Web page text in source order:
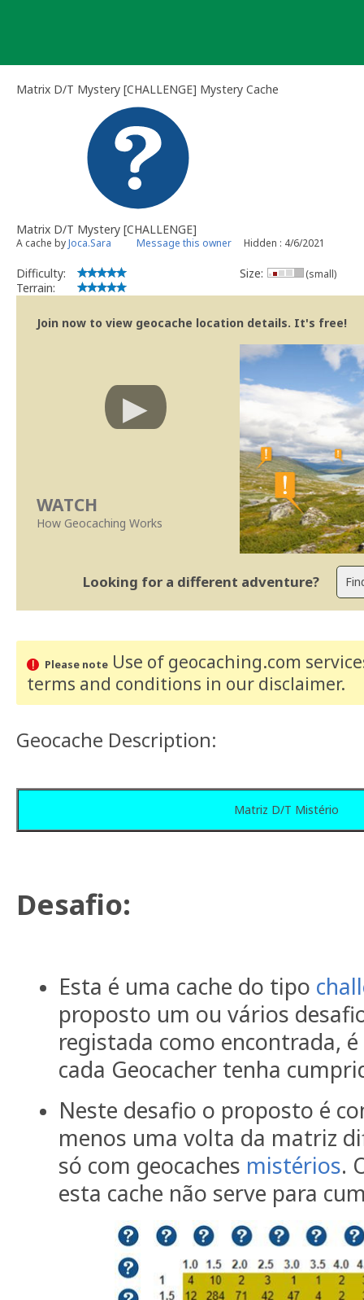
Matrix D/T Mystery [CHALLENGE] Mystery Cache
Matrix D/T Mystery [CHALLENGE]
A cache byJoca.Sara Message this owner Hidden : 4/6/2021
Difficulty:
Terrain:
Size: (small)
Join now to view geocache location details. It's free!
WATCH
How Geocaching Works
Looking for a different adventure?
Please noteUse of geocaching.com
terms and conditions in our disclaimer.
Geocache Description:
Matriz D/T Mistério
Desafio:
Esta é uma cache do tipo
proposto um ou vários
registada como encontrada,
cada Geocacher tenha
Neste desafio o proposto é
menos uma volta da matriz
só com geocaches mistérios.
esta cache não serve para